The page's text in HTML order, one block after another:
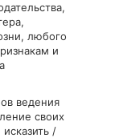
любого
и
ведения
своих
/